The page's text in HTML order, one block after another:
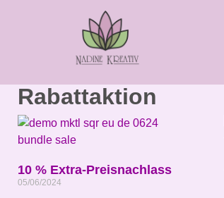
Rabattaktion
10 % Extra-Preisnachlass
05/06/2024